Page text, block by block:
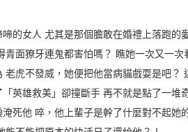
的女人 尤其是那個膽敢在婚禮上落跑的
青面獠牙連鬼都害怕嗎？ 瞧她一次又一
老虎不發威，她便把他當病貓戲耍是吧
英雄救美」卻撞斷手 再不就是點了一堆
死他 啐，他上輩子是幹了什麼對不起